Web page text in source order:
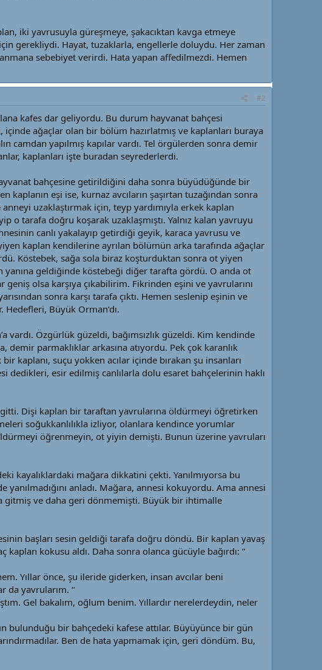
iki yavrusuyla güreşmeye, şakacıktan kavga etmeye
gerekliydi. Hayat, tuzaklarla, engellerle doluydu. Her zaman
sebebiyet verirdi. Hata yapan affedilmezdi. Hemen
#2
kafes dar geliyordu. Bu durum hayvanat bahçesi
ağaçlar olan bir bölüm hazırlatmış ve kaplanları buraya
camdan yapılmış kapılar vardı. Tel örgülerden sonra demir
kaplanları işte buradan seyrederlerdi.
bahçesine getirildiğini daha sonra büyüdüğünde bir
kaplanın eşi ise, kurnaz avcıların şaşırtan tuzağından sonra
uzaklaştırmak için, teyp yardımıyla erkek kaplan
o tarafa doğru koşarak uzaklaşmıştı. Yalnız kalan yavruyu
canlı yakalayıp getirdiği geyik, karaca yavrusu ve
kaplan kendilerine ayrılan bölümün arka tarafında ağaçlar
Köstebek, sağa sola biraz koşturduktan sonra ot yiyen
geldiğinde köstebeği diğer tarafta gördü. O anda ot
olsa karşıya çıkabilirim. Fikrinden eşini ve yavrularını
sonra karşı tarafa çıktı. Hemen seslenip eşinin ve
Hedefleri, Büyük Orman’dı.
Özgürlük güzeldi, bağımsızlık güzeldi. Kim kendinde
demir parmaklıklar arkasına atıyordu. Pek çok karanlık
kaplanı, suçu yokken acılar içinde bırakan şu insanları
dedikleri, esir edilmiş canlılarla dolu esaret bahçelerinin haklı
Dişi kaplan bir taraftan yavrularına öldürmeyi öğretirken
soğukkanlılıkla izliyor, olanlara kendince yorumlar
öğrenmeyin, ot yiyin demişti. Bunun üzerine yavruları
kayalıklardaki mağara dikkatini çekti. Yanılmıyorsa bu
anladı. Mağara, annesi kokuyordu. Ama annesi
gitmiş ve daha geri dönmemişti. Büyük bir ihtimalle
başları sesin geldiği tarafa doğru döndü. Bir kaplan yavaş
kaplan kokusu aldı. Daha sonra olanca gücüyle bağırdı: “
Yıllar önce, şu ileride giderken, insan avcılar beni
da yavrularım. “
Gel bakalım, oğlum benim. Yıllardır nerelerdeydin, neler
bulunduğu bir bahçedeki kafese attılar. Büyüyünce bir gün
Ben de hata yapmamak için, geri döndüm. Bu,